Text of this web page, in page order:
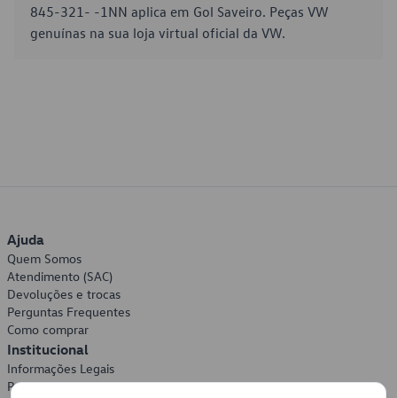
845-321- -1NN aplica em Gol Saveiro. Peças VW
genuínas na sua loja virtual oficial da VW.
Ajuda
Quem Somos
Atendimento (SAC)
Devoluções e trocas
Perguntas Frequentes
Como comprar
Institucional
Informações Legais
Política de Privacidade